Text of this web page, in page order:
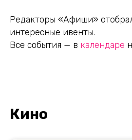
Редакторы «Афиши»
интересные ивенты.
Все события — в календаре
Кино